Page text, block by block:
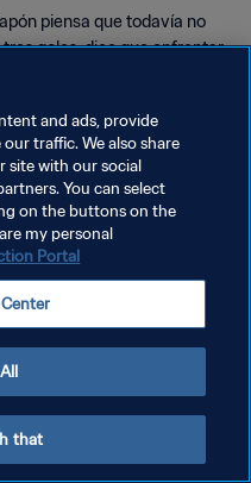
piensa que todavía no
goles, dice que enfrentar
y se imagina levantando el
COOKIES
reservados.
and ads, provide
traffic. We also share
site with our social
You can select
on the buttons on the
my personal
Portal
that